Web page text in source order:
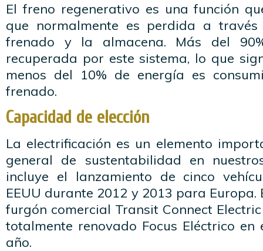
El freno regenerativo es una función
que normalmente es perdida a
frenado y la almacena. Más del
recuperada por este sistema, lo que
menos del 10% de energía es
frenado.
Capacidad de elección
La electrificación es un elemento
general de sustentabilidad en
incluye el lanzamiento de cinco
EEUU durante 2012 y 2013 para Europa.
furgón comercial Transit Connect
totalmente renovado Focus Eléctrico en
año.